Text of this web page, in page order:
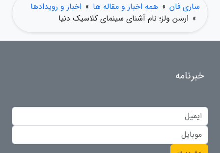
ساری فان » همه اخبار و مقاله ها » اخبار و رویدادها
» ارسن ولز؛ نام آشنای سینمای کلاسیک دنیا
خبرنامه